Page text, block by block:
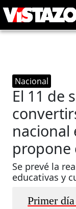
Nacional
El 11 de
nacional
propone
Se prevé la
educativas y
Primer